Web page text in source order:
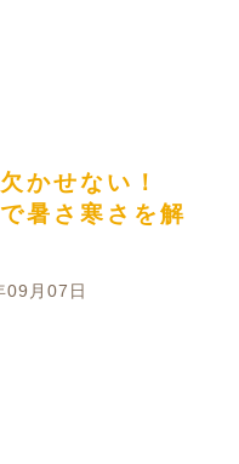
かせない！
暑さ寒さを解
09月07日